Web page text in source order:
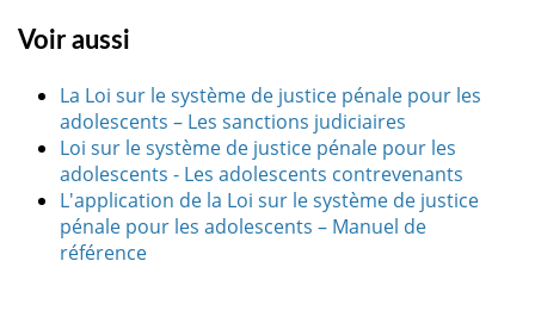
Voir aussi
La Loi sur le système de justice pénale pour les
adolescents – Les sanctions judiciaires
Loi sur le système de justice pénale pour les
adolescents - Les adolescents contrevenants
L'application de la Loi sur le système de justice
pénale pour les adolescents – Manuel de
référence